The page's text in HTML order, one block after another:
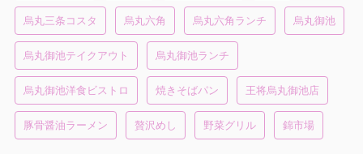
烏丸三条コスタ 烏丸六角 烏丸六角ランチ 烏丸御池
烏丸御池テイクアウト 烏丸御池ランチ
烏丸御池洋食ビストロ 焼きそばパン 王将烏丸御池店
豚骨醤油ラーメン 贅沢めし 野菜グリル 錦市場